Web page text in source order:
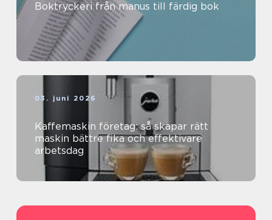
Boktryckeri från manus till färdig bok
03. juni 2026
Kaffemaskin företag: så skapar rätt
maskin bättre fika och effektivare
arbetsdag